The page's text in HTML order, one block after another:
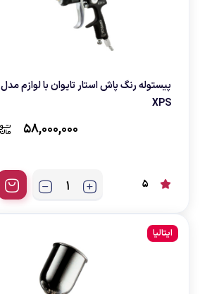
پیستوله رنگ پاش استار تایوان با لوازم مدل
XPS
58,000,000
5
ایتالیا